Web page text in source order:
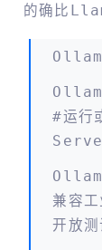
的确比
#运行
兼容
开放测